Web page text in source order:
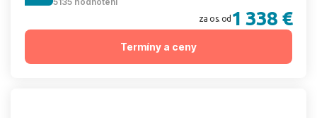
za os. od 1 338 €
Termíny a ceny